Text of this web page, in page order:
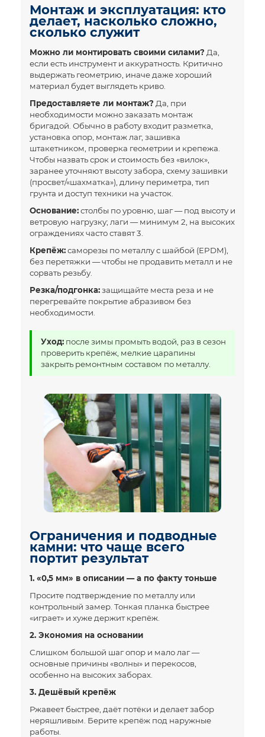
Монтаж и эксплуатация: кто
делает, насколько сложно,
сколько служит
Можно ли монтировать своими силами? Да,
если есть инструмент и аккуратность. Критично
выдержать геометрию, иначе даже хороший
материал будет выглядеть криво.
Предоставляете ли монтаж? Да, при
необходимости можно заказать монтаж
бригадой. Обычно в работу входит разметка,
установка опор, монтаж лаг, зашивка
штакетником, проверка геометрии и крепежа.
Чтобы назвать срок и стоимость без «вилок»,
заранее уточняют высоту забора, схему зашивки
(просвет/«шахматка»), длину периметра, тип
грунта и доступ техники на участок.
Основание:столбы по уровню, шаг — под высоту и
ветровую нагрузку; лаги — минимум 2, на высоких
ограждениях часто ставят 3.
Крепёж:саморезы по металлу с шайбой (EPDM),
без перетяжки — чтобы не продавить металл и не
сорвать резьбу.
Резка/подгонка:защищайте места реза и не
перегревайте покрытие абразивом без
необходимости.
Уход: после зимы промыть водой, раз в сезон
проверить крепёж, мелкие царапины
закрыть ремонтным составом по металлу.
Ограничения и подводные
камни: что чаще всего
портит результат
1. «0,5 мм» в описании — а по факту тоньше
Просите подтверждение по металлу или
контрольный замер. Тонкая планка быстрее
«играет» и хуже держит крепёж.
2. Экономия на основании
Слишком большой шаг опор и мало лаг —
основные причины «волны» и перекосов,
особенно на высоких заборах.
3. Дешёвый крепёж
Ржавеет быстрее, даёт потёки и делает забор
неряшливым. Берите крепёж под наружные
работы.